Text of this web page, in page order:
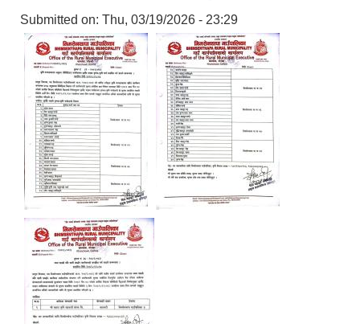
Submitted on: Thu, 03/19/2026 - 23:29